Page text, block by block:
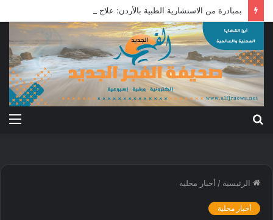
الرئيسية / أخبار محلية
أخبار محلية